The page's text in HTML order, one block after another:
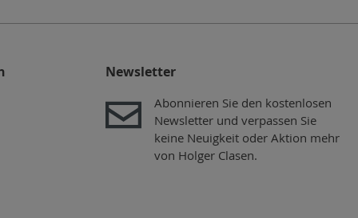
Newsletter
Abonnieren Sie den kostenlosen
Newsletter und verpassen Sie
keine Neuigkeit oder Aktion mehr
von Holger Clasen.